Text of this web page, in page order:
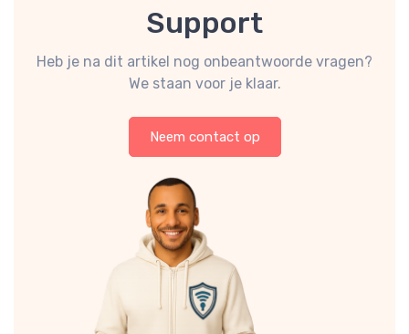
Support
Heb je na dit artikel nog onbeantwoorde vragen?
We staan voor je klaar.
Neem contact op